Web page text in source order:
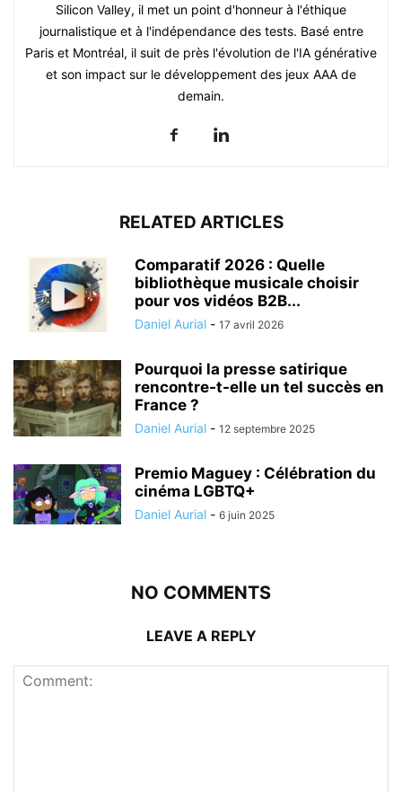
Silicon Valley, il met un point d'honneur à l'éthique
journalistique et à l'indépendance des tests. Basé entre
Paris et Montréal, il suit de près l'évolution de l'IA générative
et son impact sur le développement des jeux AAA de
demain.
RELATED ARTICLES
Comparatif 2026 : Quelle
bibliothèque musicale choisir
pour vos vidéos B2B...
Daniel Aurial - 17 avril 2026
Pourquoi la presse satirique
rencontre-t-elle un tel succès en
France ?
Daniel Aurial - 12 septembre 2025
Premio Maguey : Célébration du
cinéma LGBTQ+
Daniel Aurial - 6 juin 2025
NO COMMENTS
LEAVE A REPLY